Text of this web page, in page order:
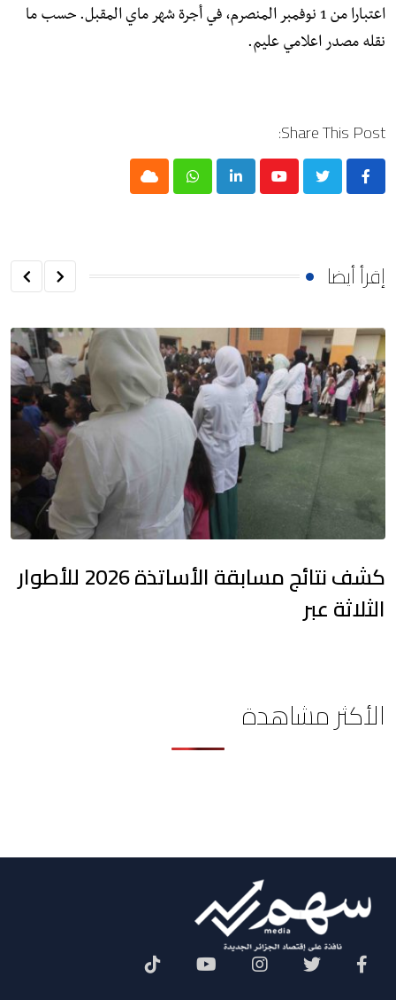
اعتبارا من 1 نوفمبر المنصرم، في أجرة شهر ماي المقبل. حسب ما
نقله مصدر اعلامي عليم.
Share This Post:
Youtube
LinkedIn
Whatsapp
Cloud
إقرأ أيضا
كشف نتائج مسابقة الأساتذة 2026 للأطوار
الثلاثة عبر
الأكثر مشاهدة